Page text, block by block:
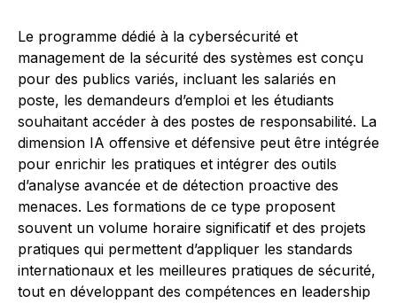
Le programme dédié à la cybersécurité et
management de la sécurité des systèmes est conçu
pour des publics variés, incluant les salariés en
poste, les demandeurs d’emploi et les étudiants
souhaitant accéder à des postes de responsabilité. La
dimension IA offensive et défensive peut être intégrée
pour enrichir les pratiques et intégrer des outils
d’analyse avancée et de détection proactive des
menaces. Les formations de ce type proposent
souvent un volume horaire significatif et des projets
pratiques qui permettent d’appliquer les standards
internationaux et les meilleures pratiques de sécurité,
tout en développant des compétences en leadership